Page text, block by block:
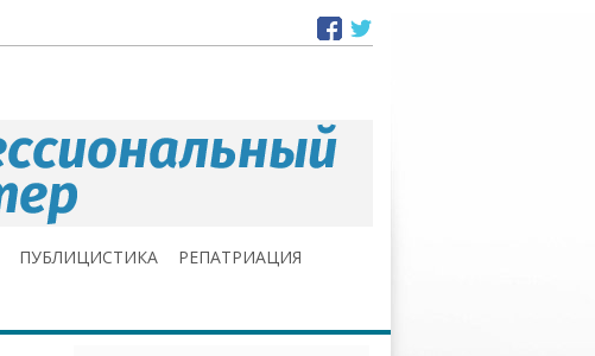
ПУБЛИЦИСТИКА РЕПАТРИАЦИЯ